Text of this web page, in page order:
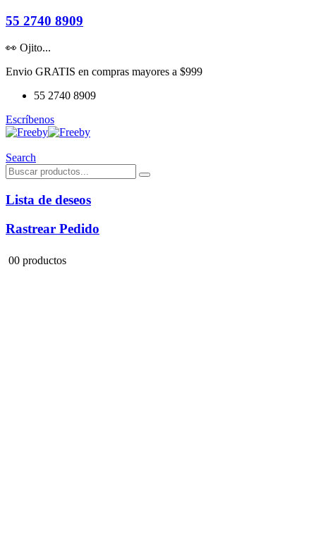
55 2740 8909
👀 Ojito...
Envio GRATIS en compras mayores a $999
55 2740 8909
Escríbenos
Search
Lista de deseos
Rastrear Pedido
00 productos